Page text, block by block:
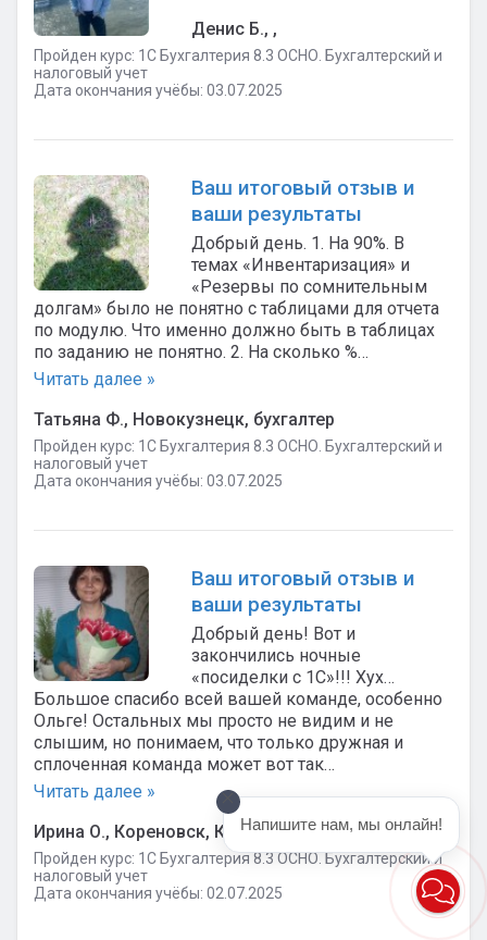
Денис Б., ,
Пройден курс: 1C Бухгалтерия 8.3 ОСНО. Бухгалтерский и
налоговый учет
Дата окончания учёбы: 03.07.2025
Ваш итоговый отзыв и
ваши результаты
Добрый день. 1. На 90%. В
темах «Инвентаризация» и
«Резервы по сомнительным
долгам» было не понятно с таблицами для отчета
по модулю. Что именно должно быть в таблицах
по заданию не понятно. 2. На сколько %…
Читать далее »
Татьяна Ф., Новокузнецк, бухгалтер
Пройден курс: 1C Бухгалтерия 8.3 ОСНО. Бухгалтерский и
налоговый учет
Дата окончания учёбы: 03.07.2025
Ваш итоговый отзыв и
ваши результаты
Добрый день! Вот и
закончились ночные
«посиделки с 1С»!!! Хух…
Большое спасибо всей вашей команде, особенно
Ольге! Остальных мы просто не видим и не
слышим, но понимаем, что только дружная и
сплоченная команда может вот так…
Читать далее »
Ирина О., Кореновск, Консультант
Пройден курс: 1C Бухгалтерия 8.3 ОСНО. Бухгалтерский и
налоговый учет
Дата окончания учёбы: 02.07.2025
Напишите нам, мы онлайн!